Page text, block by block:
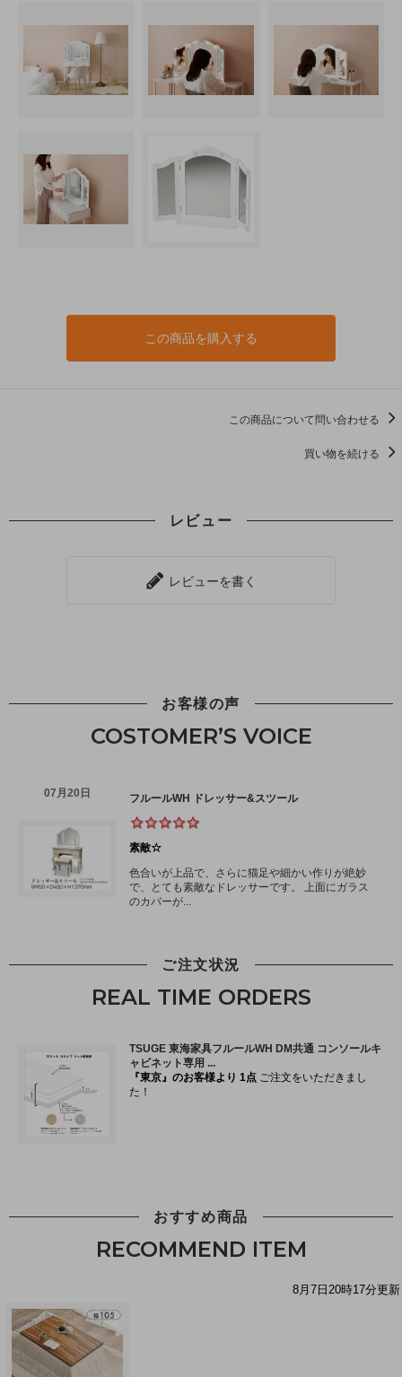
この商品を購入する
この商品について問い合わせる
買い物を続ける
レビュー
レビューを書く
お客様の声
COSTOMER’S VOICE
ご注文状況
REAL TIME ORDERS
おすすめ商品
RECOMMEND ITEM